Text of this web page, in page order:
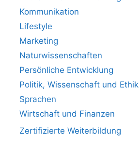
Kommunikation
Lifestyle
Marketing
Naturwissenschaften
Persönliche Entwicklung
Politik, Wissenschaft und Ethik
Sprachen
Wirtschaft und Finanzen
Zertifizierte Weiterbildung